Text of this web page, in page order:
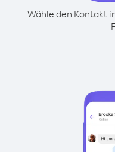
Wähle den Kontakt